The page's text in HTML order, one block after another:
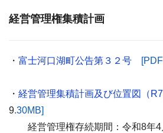
経営管理権集積計画
・ 富士河口湖町公告第３２号 [PDF
・ 経営管理集積計画及び位置図（R7
9.30MB]
経営管理権存続期間：令和8年4